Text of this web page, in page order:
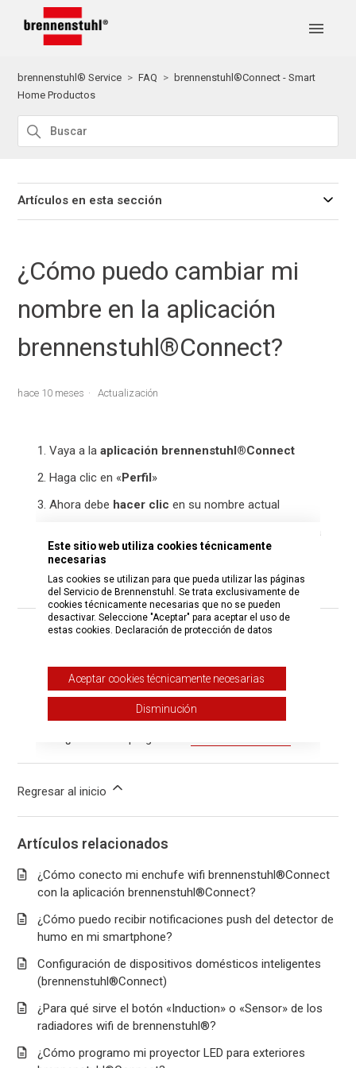
brennenstuhl® Service FAQ
brennenstuhl®Connect - Smart
Home Productos
Artículos en esta sección
¿Cómo puedo cambiar mi
nombre en la aplicación
brennenstuhl®Connect?
hace 10 meses Actualización
Vaya a laaplicación brennenstuhl®Connect
Haga clic en « Perfil »
Ahora debe hacer clic en su nombre actual
» y podrá
cambiar su nombre
Sí No
Usuarios a los que les pareció útil: 3 de 6
Regresar al inicio
Artículos relacionados
¿Cómo conecto mi enchufe wifi brennenstuhl®Connect
con la aplicación brennenstuhl®Connect?
¿Cómo puedo recibir notificaciones push del detector de
humo en mi smartphone?
Configuración de dispositivos domésticos inteligentes
(brennenstuhl®Connect)
¿Para qué sirve el botón «Induction» o «Sensor» de los
radiadores wifi de brennenstuhl®?
¿Cómo programo mi proyector LED para exteriores
Este sitio web utiliza cookies técnicamente
necesarias
Las cookies se utilizan para que pueda utilizar las páginas
del Servicio de Brennenstuhl. Se trata exclusivamente de
cookies técnicamente necesarias que no se pueden
desactivar. Seleccione "Aceptar" para aceptar el uso de
estas cookies. Declaración de protección de datos
Aceptar cookies técnicamente necesarias
Disminución